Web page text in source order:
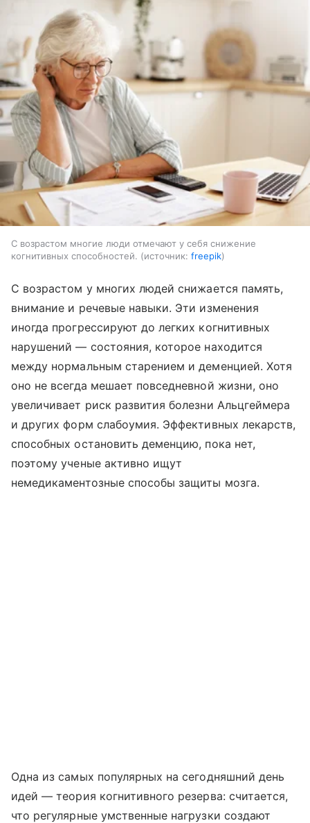
С возрастом многие люди отмечают у себя снижение
когнитивных способностей.
источник: freepik
С возрастом у многих людей снижается память,
внимание и речевые навыки. Эти изменения
иногда прогрессируют до легких когнитивных
нарушений — состояния, которое находится
между нормальным старением и деменцией. Хотя
оно не всегда мешает повседневной жизни, оно
увеличивает риск развития болезни Альцгеймера
и других форм слабоумия. Эффективных лекарств,
способных остановить деменцию, пока нет,
поэтому ученые активно ищут
немедикаментозные способы защиты мозга.
Одна из самых популярных на сегодняшний день
идей — теория когнитивного резерва: считается,
что регулярные умственные нагрузки создают